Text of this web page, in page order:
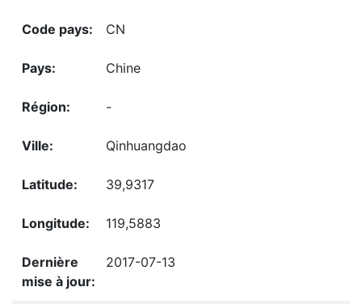
CN
Chine
-
Qinhuangdao
39,9317
119,5883
2017-07-13